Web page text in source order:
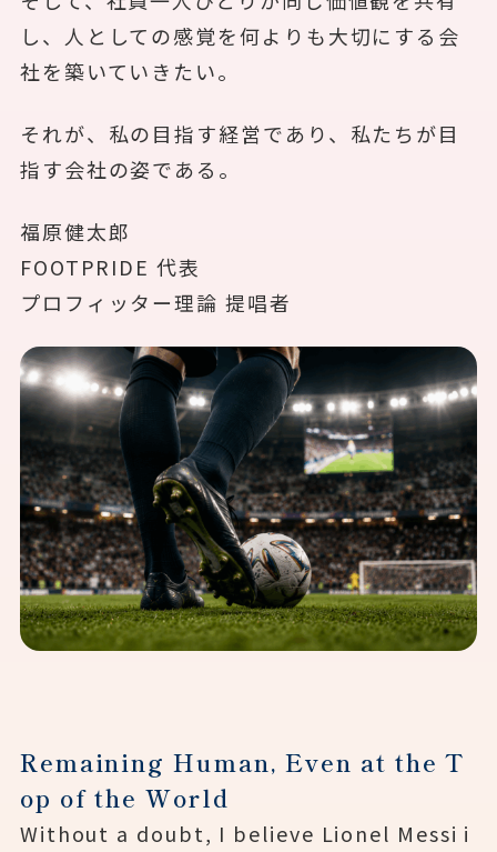
し、人としての感覚を何よりも大切にする会
社を築いていきたい。
それが、私の目指す経営であり、私たちが目
指す会社の姿である。
福原健太郎
FOOTPRIDE 代表
プロフィッター理論 提唱者
Remaining Human, Even at the T
op of the World
Without a doubt, I believe Lionel Messi i